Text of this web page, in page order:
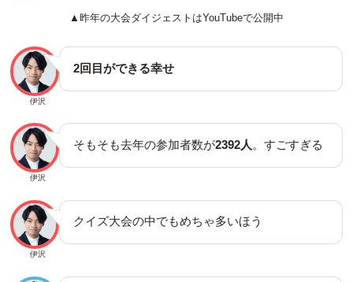
▲昨年の大会ダイジェストはYouTubeで公開中
伊沢
2回目ができる幸せ
伊沢
そもそも去年の参加者数が2392人 。すごすぎる
伊沢
クイズ大会の中でもめちゃ多いほう